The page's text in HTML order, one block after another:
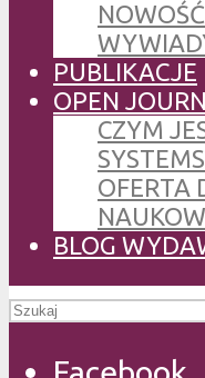
PUBLIKACJE
OPEN
CZYM
OFERTA
BLOG